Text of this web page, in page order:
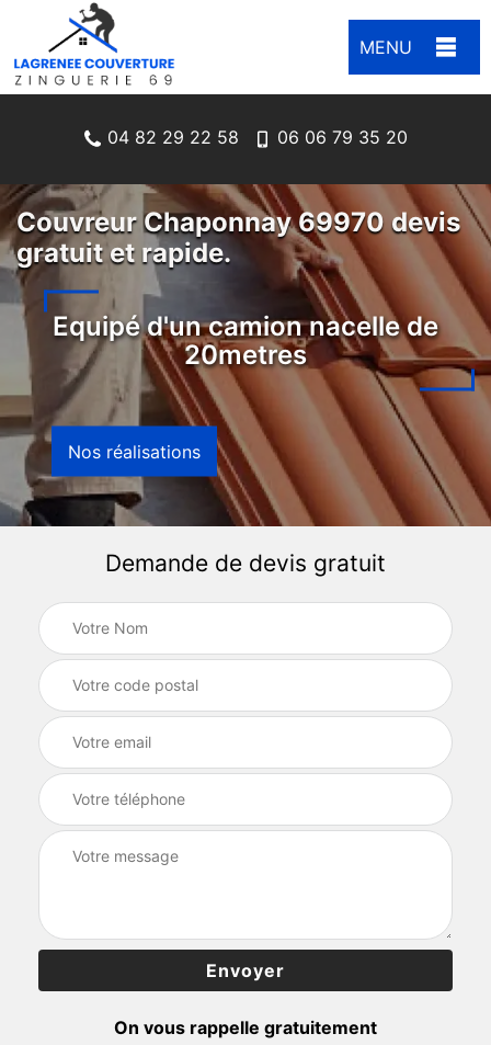
MENU
04 82 29 22 58 06 06 79 35 20
Couvreur Chaponnay 69970 devis
gratuit et rapide.
Equipé d'un camion nacelle de
20metres
Nos réalisations
Demande de devis gratuit
On vous rappelle gratuitement